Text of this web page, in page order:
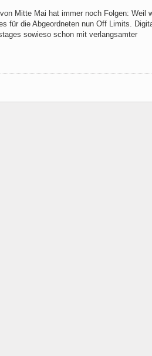
Mitte Mai hat immer noch Folgen: Weil
für die Abgeordneten nun Off Limits.
sowieso schon mit verlangsamter